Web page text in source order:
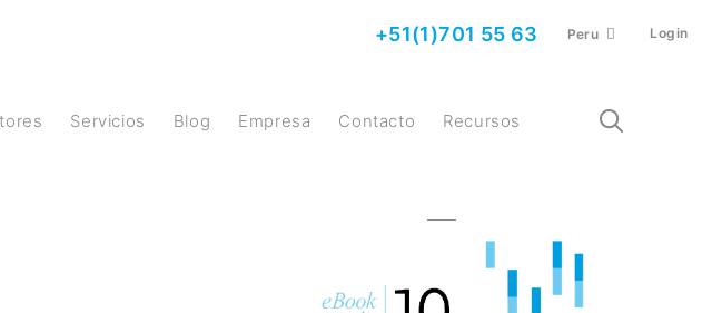
+51(1)701 55 63 Peru Login
Servicios Blog Empresa Contacto Recursos